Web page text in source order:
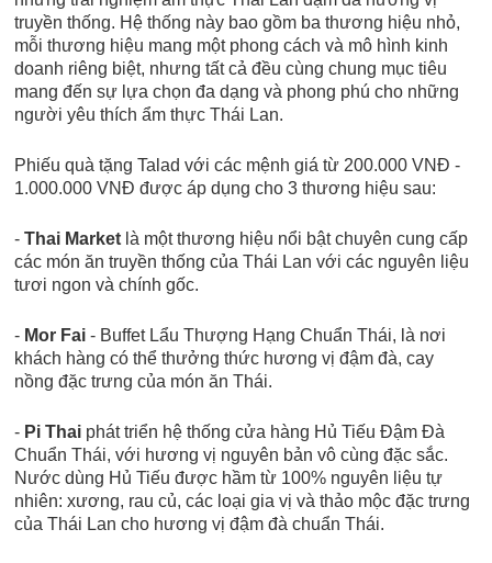
truyền thống. Hệ thống này bao gồm ba thương hiệu nhỏ,
mỗi thương hiệu mang một phong cách và mô hình kinh
doanh riêng biệt, nhưng tất cả đều cùng chung mục tiêu
mang đến sự lựa chọn đa dạng và phong phú cho những
người yêu thích ẩm thực Thái Lan.
Phiếu quà tặng Talad với các mệnh giá từ 200.000 VNĐ -
1.000.000 VNĐ được áp dụng cho 3 thương hiệu sau:
-Thai Market là một thương hiệu nổi bật chuyên cung cấp
các món ăn truyền thống của Thái Lan với các nguyên liệu
tươi ngon và chính gốc.
- Mor Fai - Buffet Lẩu Thượng Hạng Chuẩn Thái, là nơi
khách hàng có thể thưởng thức hương vị đậm đà, cay
nồng đặc trưng của món ăn Thái.
- Pi Thai phát triển hệ thống cửa hàng Hủ Tiếu Đậm Đà
Chuẩn Thái, với hương vị nguyên bản vô cùng đặc sắc.
Nước dùng Hủ Tiếu được hầm từ 100% nguyên liệu tự
nhiên: xương, rau củ, các loại gia vị và thảo mộc đặc trưng
của Thái Lan cho hương vị đậm đà chuẩn Thái.